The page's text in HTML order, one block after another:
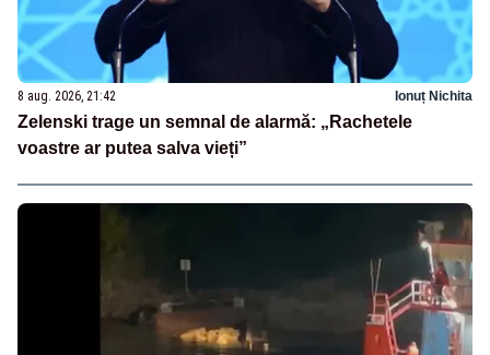
8 aug. 2026, 21:42 Ionuț Nichita
Zelenski trage un semnal de alarmă: „Rachetele
voastre ar putea salva vieți”